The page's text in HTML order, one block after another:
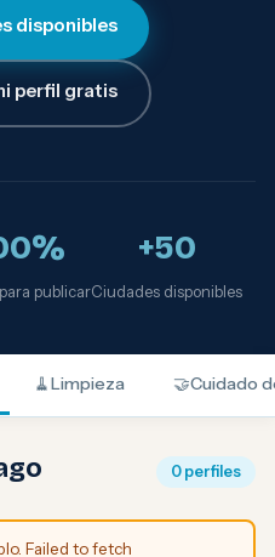
disponibles
perfil gratis
publicar
+50
Ciudades disponibles
🧹Limpieza 🤝Cuidado
0 perfiles
Failed to fetch